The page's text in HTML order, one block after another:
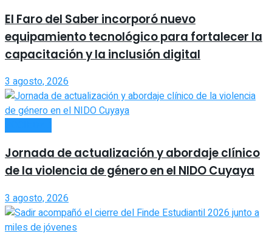
El Faro del Saber incorporó nuevo
equipamiento tecnológico para fortalecer la
capacitación y la inclusión digital
3 agosto, 2026
Jornada de actualización y abordaje clínico
de la violencia de género en el NIDO Cuyaya
3 agosto, 2026